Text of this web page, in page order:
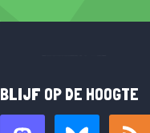
BLIJF OP DE HOOGTE